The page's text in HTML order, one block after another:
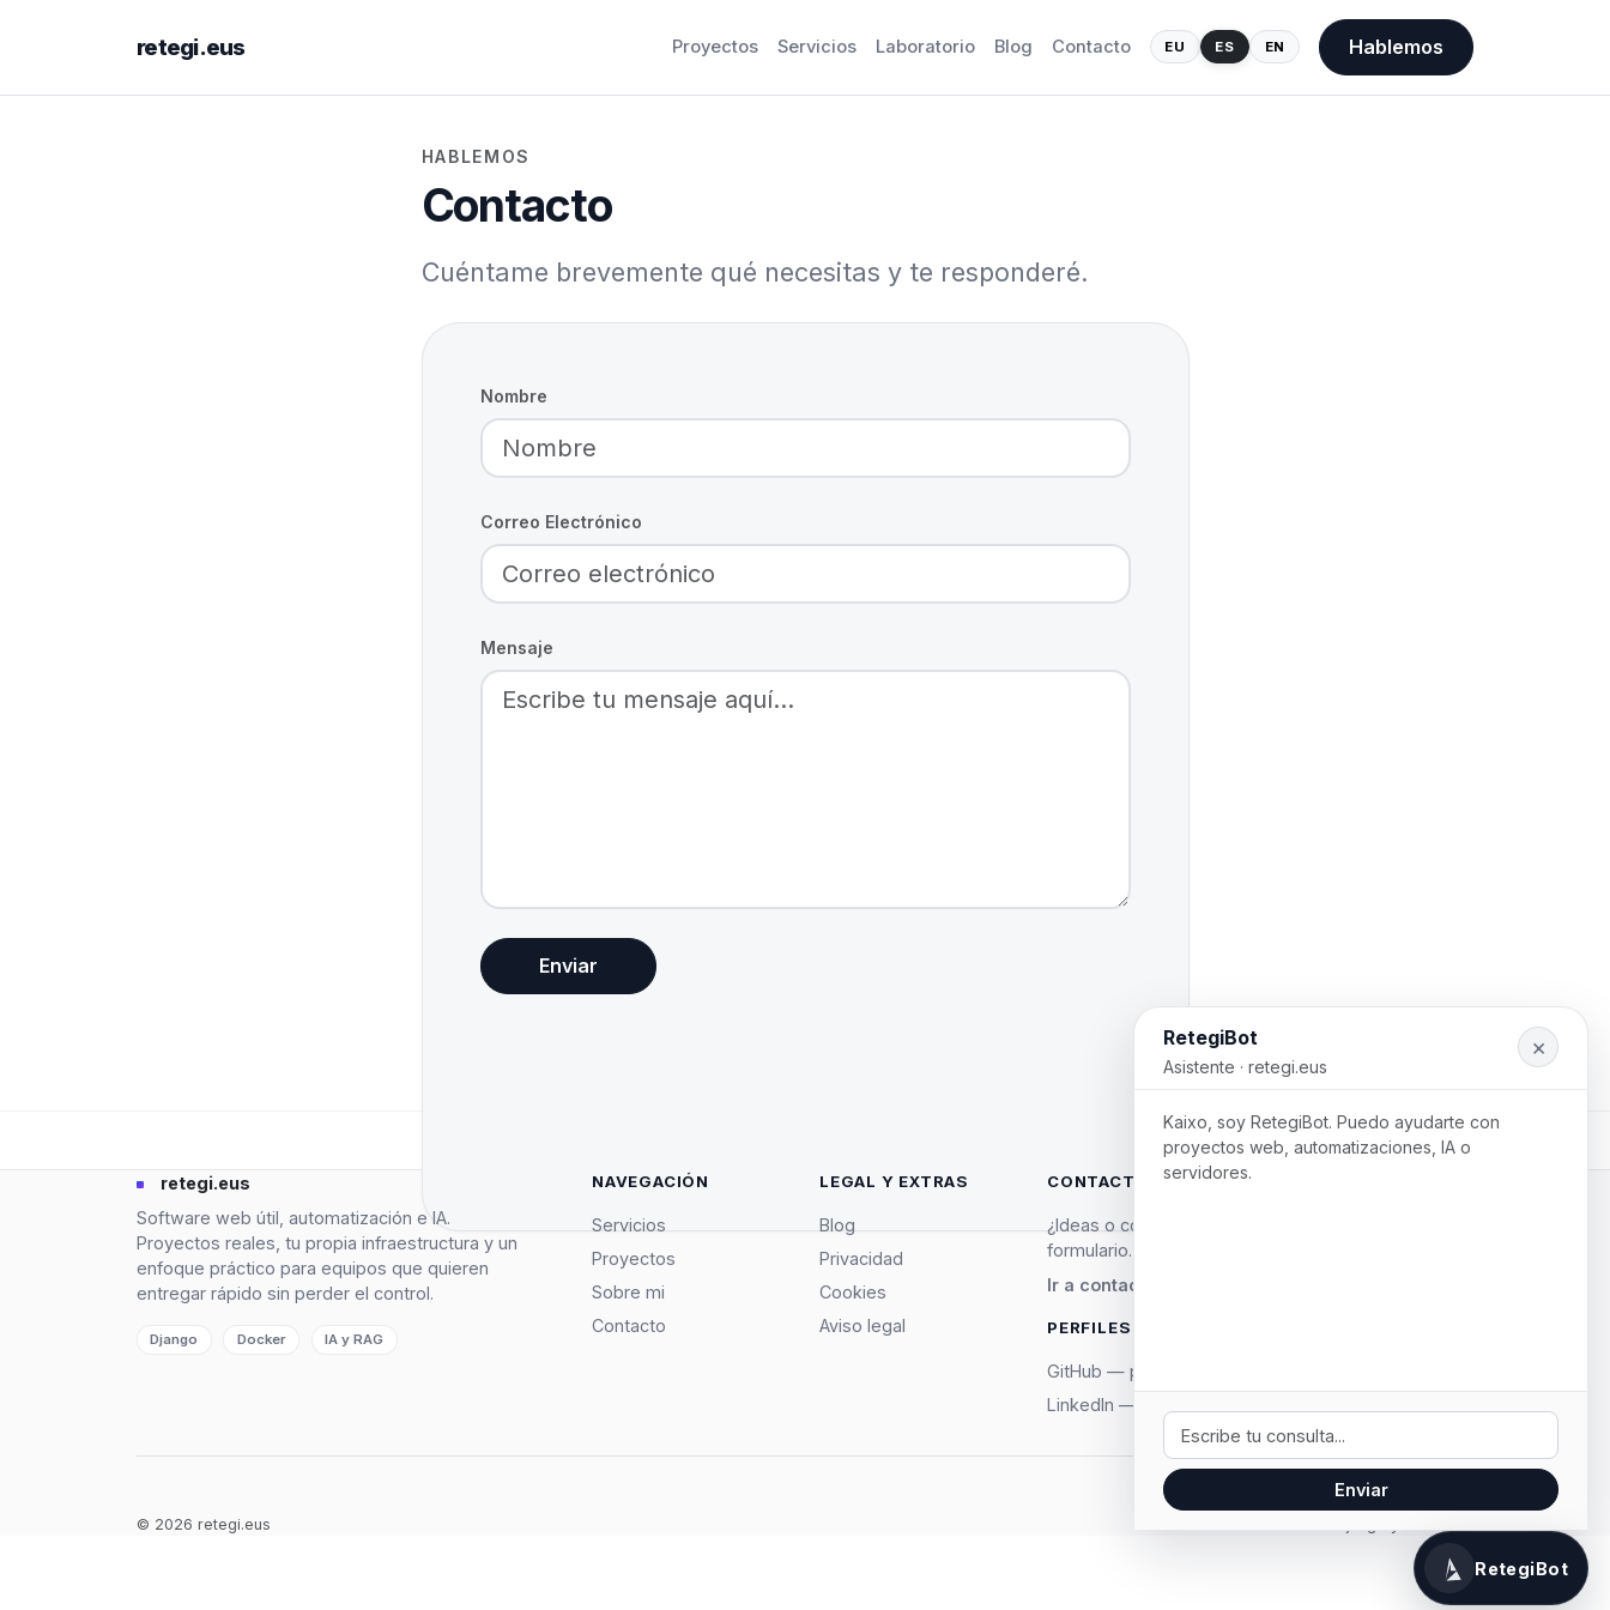
retegi.eus Proyectos Servicios Laboratorio Blog Contacto EU ES EN Hablemos
HABLEMOS
Contacto
Cuéntame brevemente qué necesitas y te responderé.
Nombre
Correo Electrónico
Mensaje
Enviar
retegi.eus
Software web útil, automatización e IA.
Proyectos reales, tu propia infraestructura y un
enfoque práctico para equipos que quieren
entregar rápido sin perder el control.
Django Docker IA y RAG
NAVEGACIÓN
Servicios
Proyectos
Sobre mi
Contacto
LEGAL Y EXTRAS
Blog
Privacidad
Cookies
Aviso legal
CONTACTO
¿Ideas o colaboraciones? Escríbeme desde el
formulario.
Ir a contacto →
PERFILES SOCIALES
GitHub — próximamente
LinkedIn — próximamente
© 2026 retegi.eus
RetegiBot
Asistente · retegi.eus
×
Kaixo, soy RetegiBot. Puedo ayudarte con
proyectos web, automatizaciones, IA o
servidores.
Tu mensaje
Enviar
RetegiBot